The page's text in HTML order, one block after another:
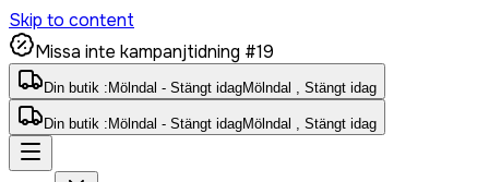
Skip to content
Missa inte kampanjtidning #19
Din butik : Mölndal - Stängt idagMölndal , Stängt idag
Din butik : Mölndal - Stängt idagMölndal , Stängt idag